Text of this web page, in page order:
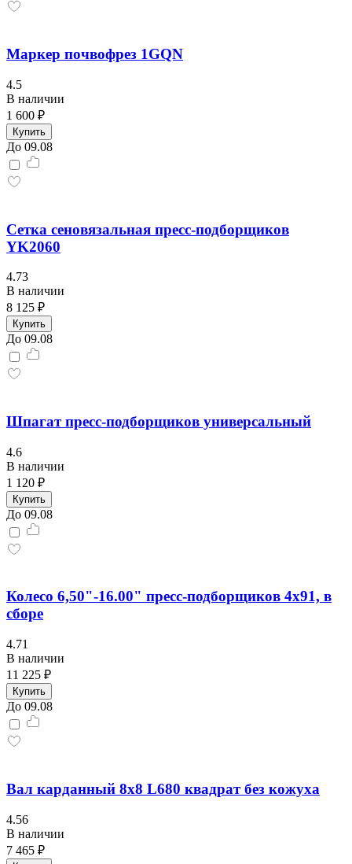
Маркер почвофрез 1GQN
4.5
В наличии
1 600 ₽
Купить
До 09.08
Сетка сеновязальная пресс-подборщиков
YK2060
4.73
В наличии
8 125 ₽
Купить
До 09.08
Шпагат пресс-подборщиков универсальный
4.6
В наличии
1 120 ₽
Купить
До 09.08
Колесо 6,50"-16.00" пресс-подборщиков 4х91, в
сборе
4.71
В наличии
11 225 ₽
Купить
До 09.08
Вал карданный 8х8 L680 квадрат без кожуха
4.56
В наличии
7 465 ₽